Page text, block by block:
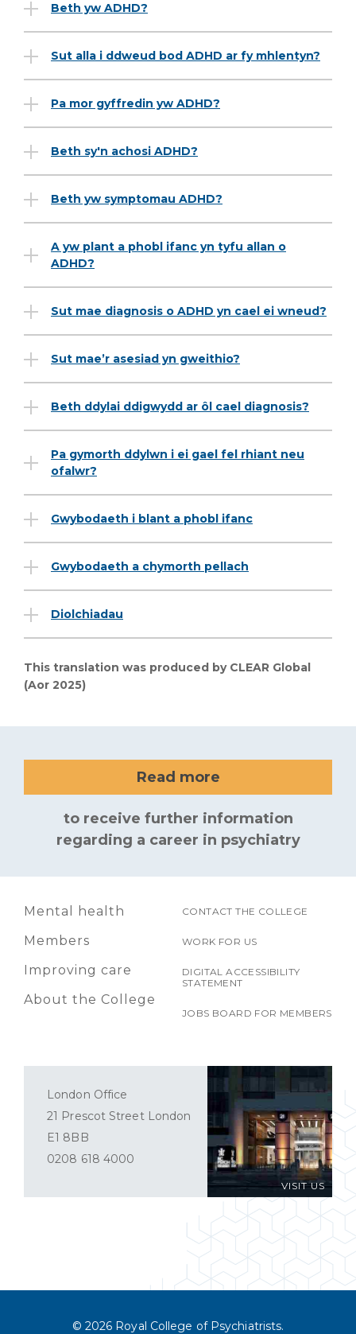
Beth yw ADHD?
Sut alla i ddweud bod ADHD ar fy mhlentyn?
Pa mor gyffredin yw ADHD?
Beth sy'n achosi ADHD?
Beth yw symptomau ADHD?
A yw plant a phobl ifanc yn tyfu allan o
ADHD?
Sut mae diagnosis o ADHD yn cael ei wneud?
Sut mae’r asesiad yn gweithio?
Beth ddylai ddigwydd ar ôl cael diagnosis?
Pa gymorth ddylwn i ei gael fel rhiant neu
ofalwr?
Gwybodaeth i blant a phobl ifanc
Gwybodaeth a chymorth pellach
Diolchiadau
This translation was produced by CLEAR Global
(Aor 2025)
Read more
to receive further information
regarding a career in psychiatry
Mental health
Members
Improving care
About the College
CONTACT THE COLLEGE
WORK FOR US
DIGITAL ACCESSIBILITY
STATEMENT
JOBS BOARD FOR MEMBERS
VISIT US
London Office
21 Prescot Street London
E1 8BB
0208 618 4000
© 2026 Royal College of Psychiatrists.